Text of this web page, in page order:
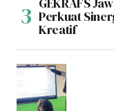
Perkuat
Kreatif